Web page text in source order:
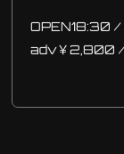
OPEN18:30
adv￥2,800